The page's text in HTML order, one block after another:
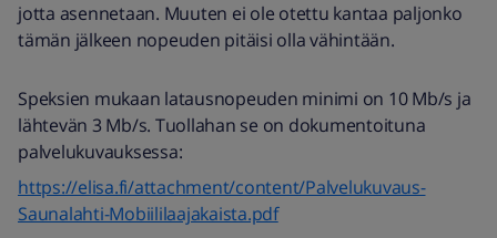
jotta asennetaan. Muuten ei ole otettu kantaa paljonko
tämän jälkeen nopeuden pitäisi olla vähintään.
Speksien mukaan latausnopeuden minimi on 10 Mb/s ja
lähtevän 3 Mb/s. Tuollahan se on dokumentoituna
palvelukuvauksessa:
https://elisa.fi/attachment/content/Palvelukuvaus-
Saunalahti-Mobiililaajakaista.pdf